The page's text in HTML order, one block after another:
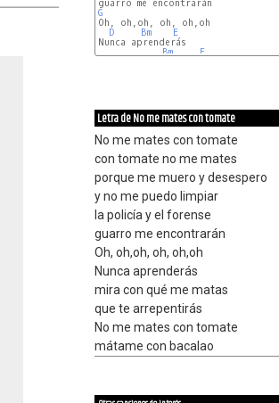
G
D Bm
E
Nunca aprenderás
Bm
E
Letra de No me mates con tomate
No me mates con tomate
con tomate no me mates
porque me muero y desespero
y no me puedo limpiar
la policía y el forense
guarro me encontrarán
Oh, oh,oh, oh, oh,oh
Nunca aprenderás
mira con qué me matas
que te arrepentirás
No me mates con tomate
mátame con bacalao